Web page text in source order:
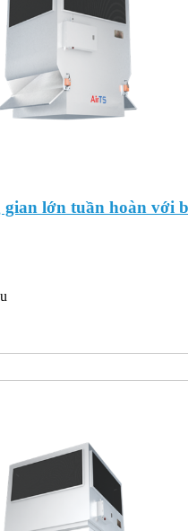
gian lớn tuần hoàn với